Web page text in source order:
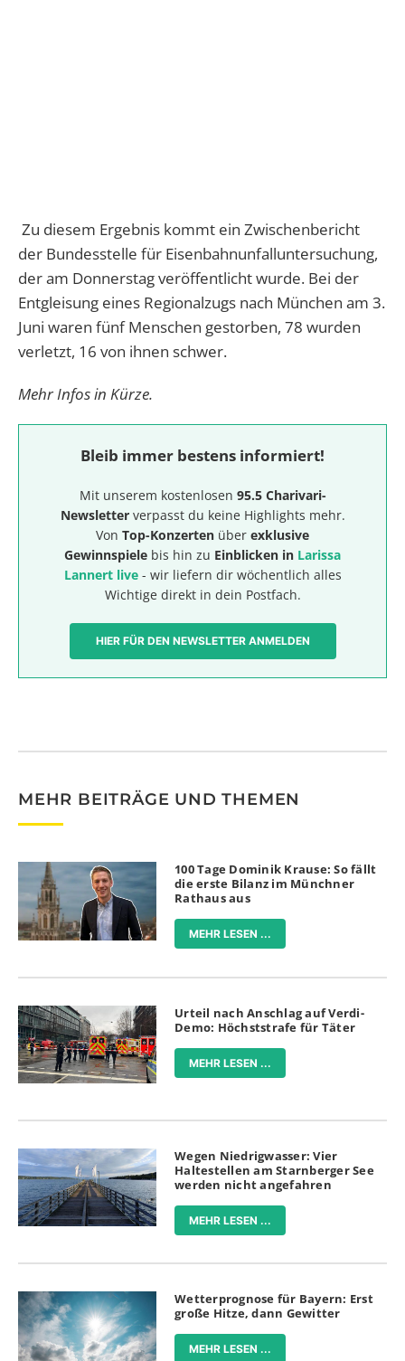
Zu diesem Ergebnis kommt ein Zwischenbericht
der Bundesstelle für Eisenbahnunfalluntersuchung,
der am Donnerstag veröffentlicht wurde. Bei der
Entgleisung eines Regionalzugs nach München am 3.
Juni waren fünf Menschen gestorben, 78 wurden
verletzt, 16 von ihnen schwer.
Mehr Infos in Kürze.
Bleib immer bestens informiert!
Mit unserem kostenlosen 95.5 Charivari-
Newsletterverpasst du keine Highlights mehr.
Von Top-Konzerten über exklusive
Gewinnspiele bis hin zu Einblicken in Larissa
Lannert live- wir liefern dir wöchentlich alles
Wichtige direkt in dein Postfach.
HIER FÜR DEN NEWSLETTER ANMELDEN
MEHR BEITRÄGE UND THEMEN
100 Tage Dominik Krause: So fällt
die erste Bilanz im Münchner
Rathaus aus
MEHR LESEN ...
Urteil nach Anschlag auf Verdi-
Demo: Höchststrafe für Täter
MEHR LESEN ...
Wegen Niedrigwasser: Vier
Haltestellen am Starnberger See
werden nicht angefahren
MEHR LESEN ...
Wetterprognose für Bayern: Erst
große Hitze, dann Gewitter
MEHR LESEN ...